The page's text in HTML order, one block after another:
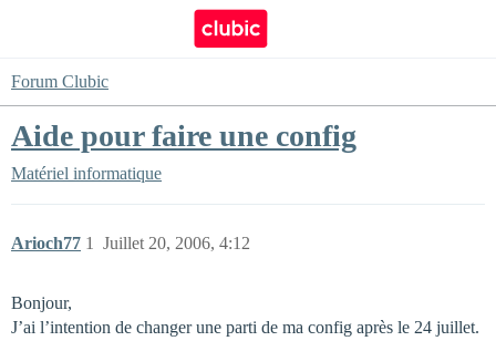
Forum Clubic
Aide pour faire une config
Matériel informatique
Arioch77 Juillet 20, 2006, 4:12
1
Bonjour,
J’ai l’intention de changer une parti de ma config après le 24 juillet.